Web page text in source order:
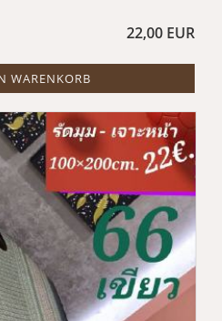
22,00 EUR
WARENKORB